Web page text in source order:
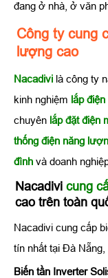
đang ở nhà, ở văn
Công ty cung
lượng cao
Nacadivi là công ty
kinh nghiệm lắp
chuyên lắp đặt điện
thống điện năng
đình và doanh
Nacadivi cung
cao trên toàn
Nacadivi cung cấp
tín nhất tại Đà
Biến tần Inverter